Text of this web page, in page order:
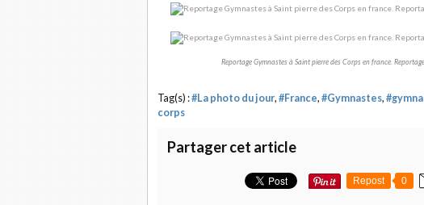
Reportage Gymnastes à Saint pierre des Corps en france.
Tag(s) :#La photo du jour, #France, #Gymnastes,
corps
Partager cet article
Repost 0